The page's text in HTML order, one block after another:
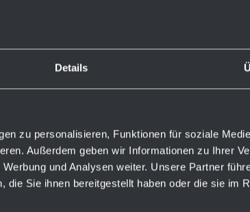
Details
zu personalisieren, Funktionen für soziale
Außerdem geben wir Informationen zu Ihrer
und Analysen weiter. Unsere Partner
die Sie ihnen bereitgestellt haben oder die sie im
120 x 344 x 138 mm